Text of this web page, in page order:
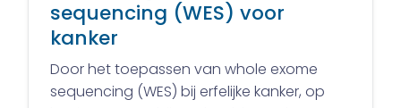
sequencing (WES) voor
kanker
Door het toepassen van whole exome
sequencing (WES) bij erfelijke kanker, op